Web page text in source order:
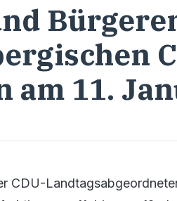
11.
CDU-